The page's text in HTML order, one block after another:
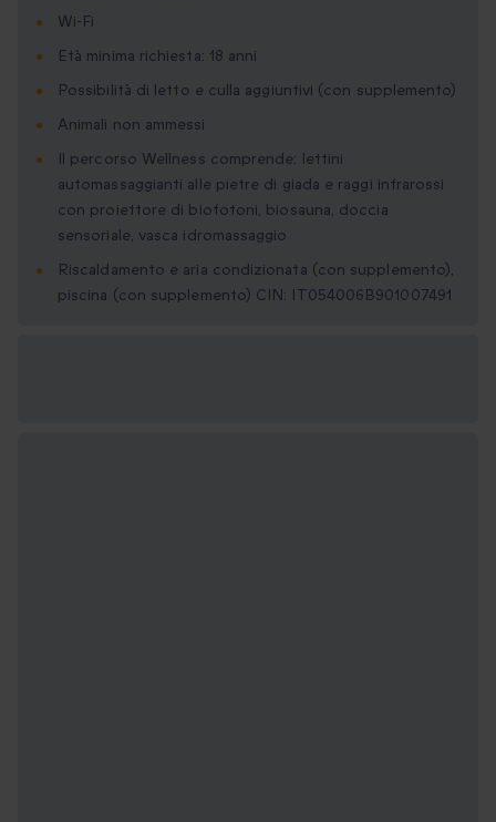
Wi-Fi
Età minima richiesta: 18 anni
Possibilità di letto e culla aggiuntivi (con supplemento)
Animali non ammessi
Il percorso Wellness comprende: lettini
automassaggianti alle pietre di giada e raggi infrarossi
con proiettore di biofotoni, biosauna, doccia
sensoriale, vasca idromassaggio
Riscaldamento e aria condizionata (con supplemento),
piscina (con supplemento) CIN: IT054006B901007491